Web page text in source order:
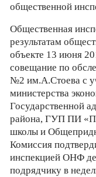
общественной
Общественная
результатам
объекте 13 июня
совещание по
№2 им.А.Стоева с
министерства
Государственной
района, ГУП ПИ
школы и
Комиссия
инспекцией ОНФ
подрядчику в